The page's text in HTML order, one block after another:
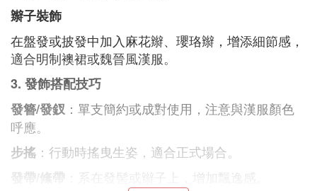
辮子裝飾
在盤發或披發中加入麻花辮、瓔珞辮，增添細節感，
適合明制襖裙或魏晉風漢服。
3. 發飾搭配技巧
發簪/發釵 ：單支簡約或成對使用，注意與漢服顏色
呼應。
步搖 ：行動時搖曳生姿，適合正式場合。
發帶/絛帶 ：系在發髻或辮子上，增加飄逸感。